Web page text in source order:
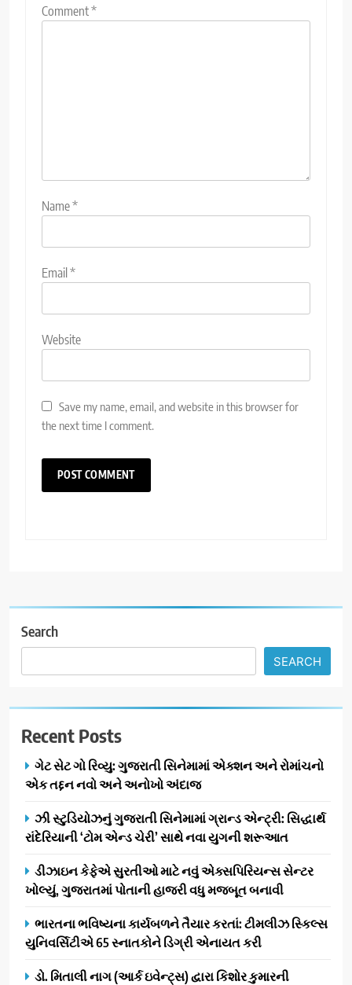
Comment*
Name*
Email*
Website
Save my name, email, and website in this browser for
the next time I comment.
Search
SEARCH
Recent Posts
ગેટ સેટ ગો રિવ્યુ: ગુજરાતી સિનેમામાં એક્શન અને રોમાંચનો
એક તદ્દન નવો અને અનોખો અંદાજ
ઝી સ્ટુડિયોઝનું ગુજરાતી સિનેમામાં ગ્રાન્ડ એન્ટ્રી: સિદ્ધાર્થ
રાંદેરિયાની ‘ટોમ એન્ડ ચેરી’ સાથે નવા યુગની શરૂઆત
ડીઝાઇન કેફેએ સુરતીઓ માટે નવું એક્સપિરિયન્સ સેન્ટર
ખોલ્યું, ગુજરાતમાં પોતાની હાજરી વધુ મજબૂત બનાવી
ભારતના ભવિષ્યના કાર્યબળને તૈયાર કરતાં: ટીમલીઝ સ્કિલ્સ
યુનિવર્સિટીએ 65 સ્નાતકોને ડિગ્રી એનાયત કરી
ડો. મિતાલી નાગ (આર્ક ઇવેન્ટ્સ) દ્વારા કિશોર કુમારની